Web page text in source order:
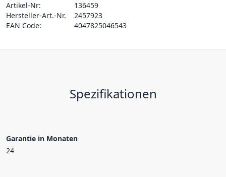
Artikel-Nr:
136459
Hersteller-Art.-Nr.
2457923
EAN Code:
4047825046543
Spezifikationen
Garantie in Monaten
24